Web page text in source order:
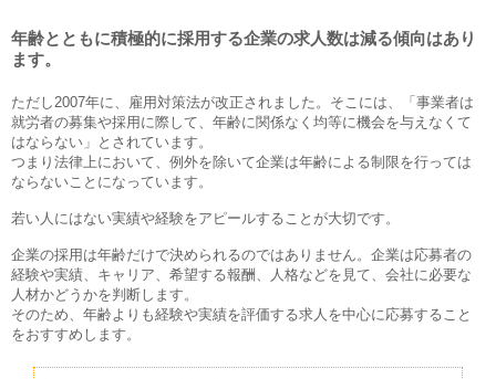
年齢とともに積極的に採用する企業の求人数は減る傾向はあり
ます。
ただし2007年に、雇用対策法が改正されました。そこには、「事業者は
就労者の募集や採用に際して、年齢に関係なく均等に機会を与えなくて
はならない」とされています。
つまり法律上において、例外を除いて企業は年齢による制限を行っては
ならないことになっています。
若い人にはない実績や経験をアピールすることが大切です。
企業の採用は年齢だけで決められるのではありません。企業は応募者の
経験や実績、キャリア、希望する報酬、人格などを見て、会社に必要な
人材かどうかを判断します。
そのため、年齢よりも経験や実績を評価する求人を中心に応募すること
をおすすめします。